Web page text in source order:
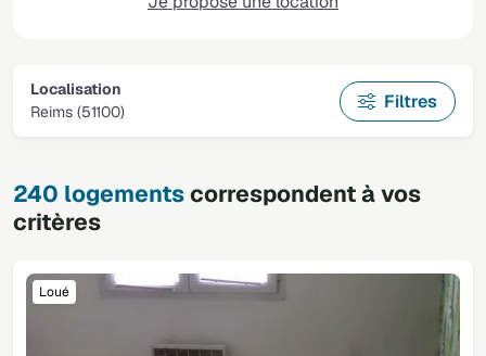
Localisation
Reims (51100)
Filtres
240 logementscorrespondent à vos
critères
Loué